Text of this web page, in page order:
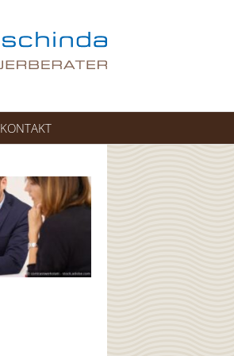
KONTAKT